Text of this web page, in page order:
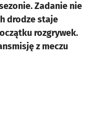
Zadanie nie
drodze staje
rozgrywek.
z meczu